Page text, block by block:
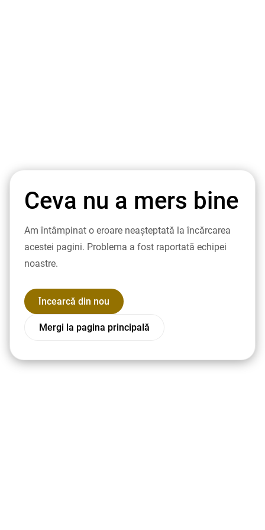
Ceva nu a mers bine
Am întâmpinat o eroare neașteptată la încărcarea
acestei pagini. Problema a fost raportată echipei
noastre.
Încearcă din nou
Mergi la pagina principală